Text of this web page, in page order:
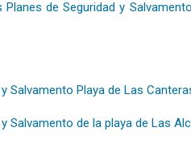
de Seguridad y
Salvamento Playa de Las
Salvamento de la playa de Las